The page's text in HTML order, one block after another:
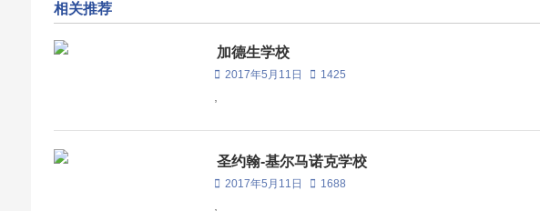
相关推荐
加德生学校
2017年5月11日 1425
圣约翰-基尔马诺克学校
2017年5月11日 1688